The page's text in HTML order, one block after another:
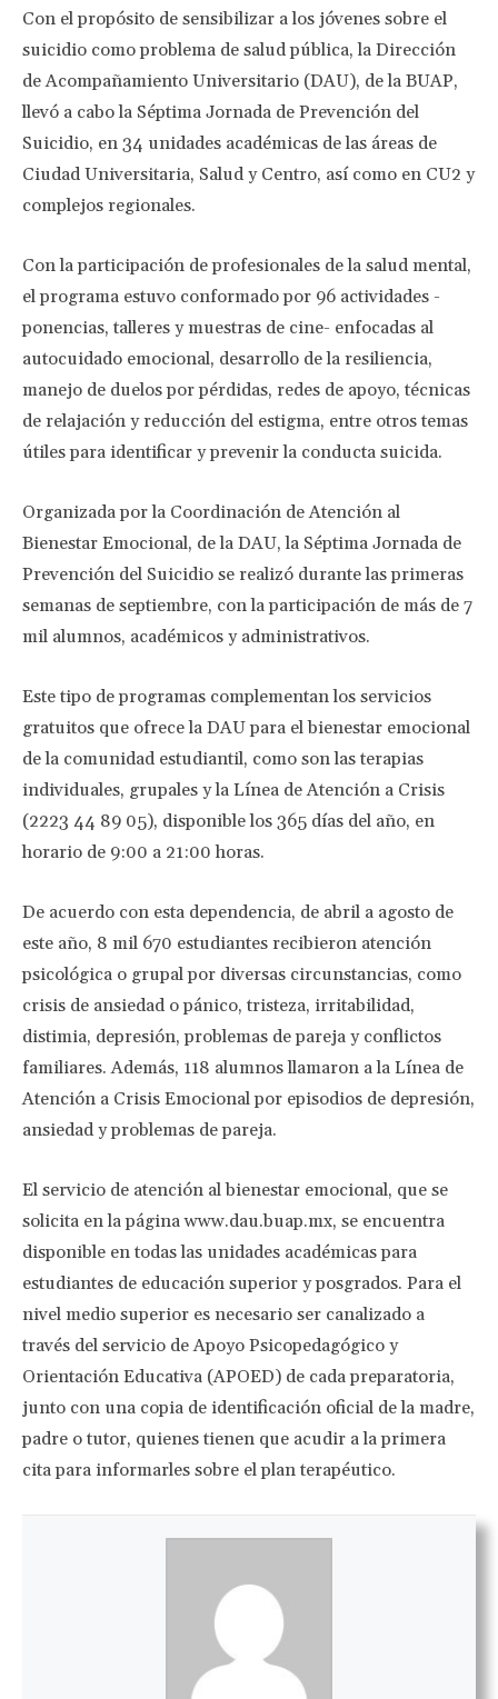
Con el propósito de sensibilizar a los jóvenes sobre el
suicidio como problema de salud pública, la Dirección
de Acompañamiento Universitario (DAU), de la BUAP,
llevó a cabo la Séptima Jornada de Prevención del
Suicidio, en 34 unidades académicas de las áreas de
Ciudad Universitaria, Salud y Centro, así como en CU2 y
complejos regionales.
Con la participación de profesionales de la salud mental,
el programa estuvo conformado por 96 actividades -
ponencias, talleres y muestras de cine- enfocadas al
autocuidado emocional, desarrollo de la resiliencia,
manejo de duelos por pérdidas, redes de apoyo, técnicas
de relajación y reducción del estigma, entre otros temas
útiles para identificar y prevenir la conducta suicida.
Organizada por la Coordinación de Atención al
Bienestar Emocional, de la DAU, la Séptima Jornada de
Prevención del Suicidio se realizó durante las primeras
semanas de septiembre, con la participación de más de 7
mil alumnos, académicos y administrativos.
Este tipo de programas complementan los servicios
gratuitos que ofrece la DAU para el bienestar emocional
de la comunidad estudiantil, como son las terapias
individuales, grupales y la Línea de Atención a Crisis
(2223 44 89 05), disponible los 365 días del año, en
horario de 9:00 a 21:00 horas.
De acuerdo con esta dependencia, de abril a agosto de
este año, 8 mil 670 estudiantes recibieron atención
psicológica o grupal por diversas circunstancias, como
crisis de ansiedad o pánico, tristeza, irritabilidad,
distimia, depresión, problemas de pareja y conflictos
familiares. Además, 118 alumnos llamaron a la Línea de
Atención a Crisis Emocional por episodios de depresión,
ansiedad y problemas de pareja.
El servicio de atención al bienestar emocional, que se
solicita en la página www.dau.buap.mx, se encuentra
disponible en todas las unidades académicas para
estudiantes de educación superior y posgrados. Para el
nivel medio superior es necesario ser canalizado a
través del servicio de Apoyo Psicopedagógico y
Orientación Educativa (APOED) de cada preparatoria,
junto con una copia de identificación oficial de la madre,
padre o tutor, quienes tienen que acudir a la primera
cita para informarles sobre el plan terapéutico.